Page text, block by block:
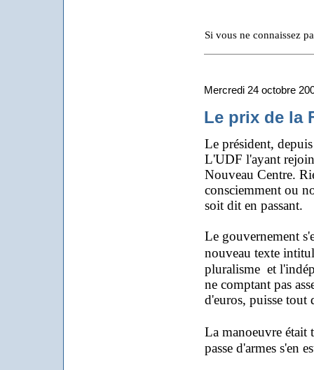
Si vous ne connaissez
Mercredi 24 octobre
Le prix de la
Le président,
L'UDF l'ayant
Nouveau Centre.
consciemment ou
soit dit en passant.
Le gouvernement
nouveau texte
pluralisme et
ne comptant pas
d'euros, puisse tout
La manoeuvre était
passe d'armes s'en